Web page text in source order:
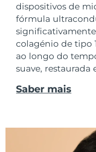
dispositivos de
fórmula
colagénio de tipo
ao longo do
suave, restaurada
Saber mais